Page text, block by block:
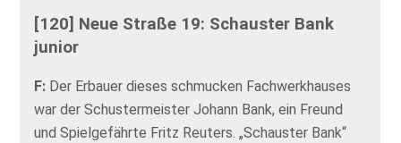
[120] Neue Straße 19: Schauster Bank
junior
F: Der Erbauer dieses schmucken Fachwerkhauses
war der Schustermeister Johann Bank, ein Freund
und Spielgefährte Fritz Reuters. „Schauster Bank“